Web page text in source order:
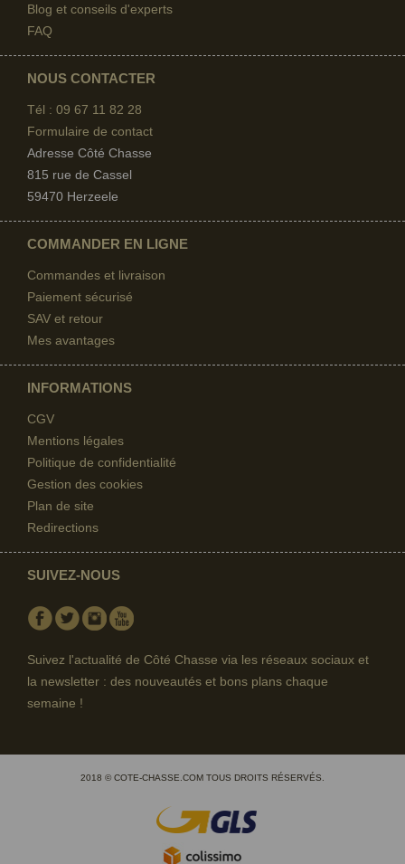
Blog et conseils d'experts
FAQ
NOUS CONTACTER
Tél : 09 67 11 82 28
Formulaire de contact
Adresse Côté Chasse
815 rue de Cassel
59470 Herzeele
COMMANDER EN LIGNE
Commandes et livraison
Paiement sécurisé
SAV et retour
Mes avantages
INFORMATIONS
CGV
Mentions légales
Politique de confidentialité
Gestion des cookies
Plan de site
Redirections
SUIVEZ-NOUS
Facebook
TwitterInstagram
Suivez l'actualité de Côté Chasse via les réseaux sociaux et
la newsletter : des nouveautés et bons plans chaque
semaine !
2018 © COTE-CHASSE.COM TOUS DROITS RÉSERVÉS.